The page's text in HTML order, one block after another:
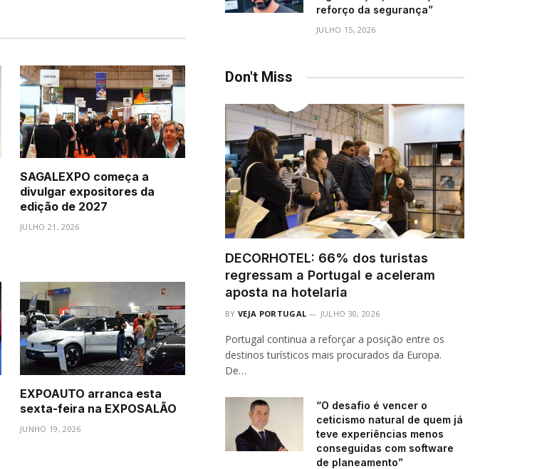
SAGALEXPO começa a
divulgar expositores da
edição de 2027
JULHO 21, 2026
EXPOAUTO arranca esta
sexta-feira na EXPOSALÃO
JUNHO 19, 2026
reforço da segurança”
JULHO 15, 2026
Don't Miss
DECORHOTEL: 66% dos turistas
regressam a Portugal e aceleram
aposta na hotelaria
BY VEJA PORTUGAL JULHO 30, 2026
Portugal continua a reforçar a posição entre os
destinos turísticos mais procurados da Europa.
De…
“O desafio é vencer o
ceticismo natural de quem já
teve experiências menos
conseguidas com software
de planeamento”